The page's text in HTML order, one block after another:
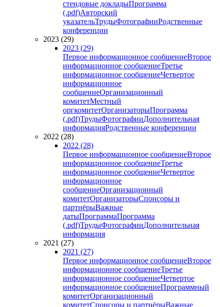
стендовые докладыПрограмма
(.pdf)Авторский
указательТрудыФотографииРодственные
конференции
2023 (29)
2023 (29)
Первое информационное сообщениеВторое
информационное сообщениеТретье
информационное сообщениеЧетвертое
информационное
сообщениеОрганизационный
комитетМестный
оргкомитетОрганизаторыПрограмма
(.pdf)ТрудыФотографииДополнительная
информацияРодственные конференции
2022 (28)
2022 (28)
Первое информационное сообщениеВторое
информационное сообщениеТретье
информационное сообщениеЧетвертое
информационное
сообщениеОрганизационный
комитетОрганизаторыСпонсоры и
партнёрыВажные
датыПрограммаПрограмма
(.pdf)ТрудыФотографииДополнительная
информация
2021 (27)
2021 (27)
Первое информационное сообщениеВторое
информационное сообщениеТретье
информационное сообщениеЧетвертое
информационное сообщениеПрограммный
комитетОрганизационный
комитетСпонсоры и партнёрыВажные